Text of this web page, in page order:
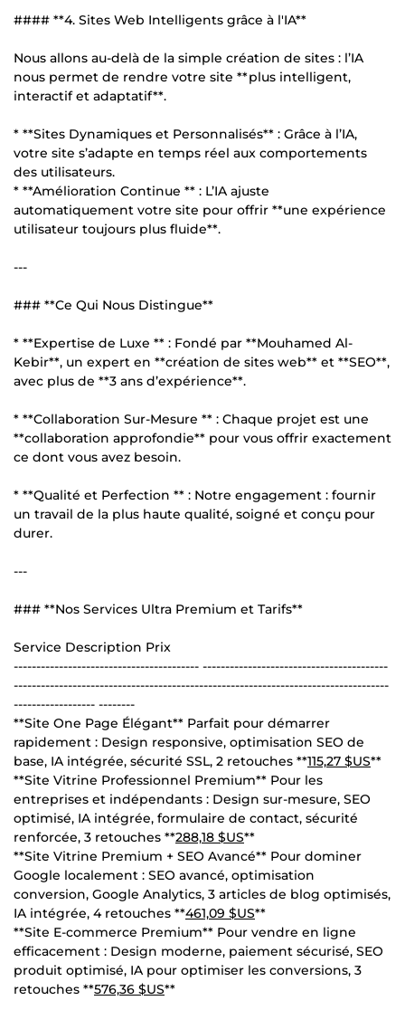
#### **4. Sites Web Intelligents grâce à l'IA**
Nous allons au-delà de la simple création de sites : l’IA
nous permet de rendre votre site **plus intelligent,
interactif et adaptatif**.
* **Sites Dynamiques et Personnalisés** : Grâce à l’IA,
votre site s’adapte en temps réel aux comportements
des utilisateurs.
* **Amélioration Continue ** : L’IA ajuste
automatiquement votre site pour offrir **une expérience
utilisateur toujours plus fluide**.
---
### **Ce Qui Nous Distingue**
* **Expertise de Luxe ** : Fondé par **Mouhamed Al-
Kebir**, un expert en **création de sites web** et **SEO**,
avec plus de **3 ans d’expérience**.
* **Collaboration Sur-Mesure ** : Chaque projet est une
**collaboration approfondie** pour vous offrir exactement
ce dont vous avez besoin.
* **Qualité et Perfection ** : Notre engagement : fournir
un travail de la plus haute qualité, soigné et conçu pour
durer.
---
### **Nos Services Ultra Premium et Tarifs**
Service Description Prix
----------------------------------------- -----------------------------------------
-----------------------------------------------------------------------------------
------------------ --------
**Site One Page Élégant** Parfait pour démarrer
rapidement : Design responsive, optimisation SEO de
base, IA intégrée, sécurité SSL, 2 retouches **115,27 $US**
**Site Vitrine Professionnel Premium** Pour les
entreprises et indépendants : Design sur-mesure, SEO
optimisé, IA intégrée, formulaire de contact, sécurité
renforcée, 3 retouches **288,18 $US**
**Site Vitrine Premium + SEO Avancé** Pour dominer
Google localement : SEO avancé, optimisation
conversion, Google Analytics, 3 articles de blog optimisés,
IA intégrée, 4 retouches **461,09 $US**
**Site E-commerce Premium** Pour vendre en ligne
efficacement : Design moderne, paiement sécurisé, SEO
produit optimisé, IA pour optimiser les conversions, 3
retouches **576,36 $US**